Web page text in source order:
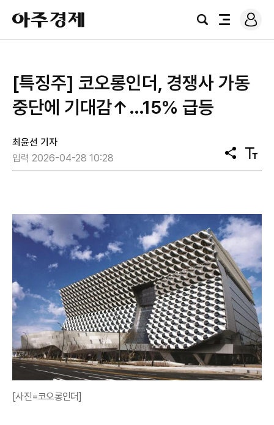
아
주
경
검
전
로
그
[특징주] 코오롱인더, 경쟁사 가동
중단에 기대감↑…15% 급등
최윤선 기자
입력 2026-04-28 10:28
공
유
텍
스
[사진=코오롱인더]